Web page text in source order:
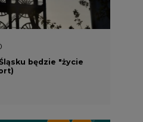
będzie "życie